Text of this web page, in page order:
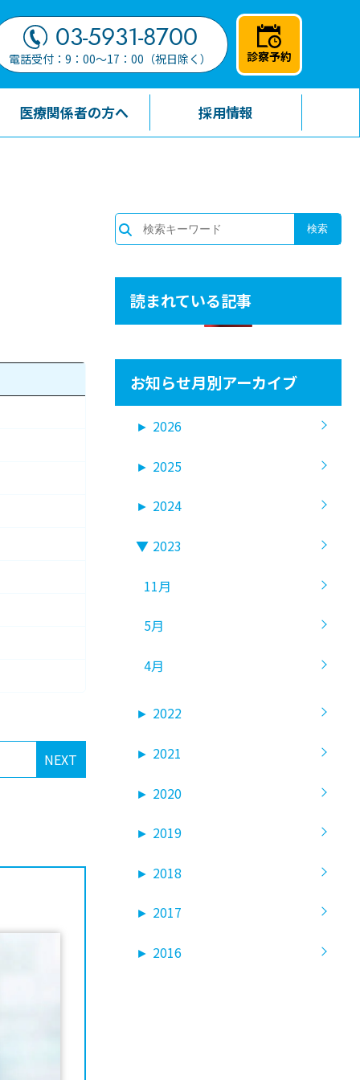
03-5931-8700
電話受付：9：00～17：00（祝日除く） 診察予約
医療関係者の方へ 採用情報
NEXT
読まれている記事
お知らせ月別アーカイブ
► 2026
► 2025
► 2024
▼ 2023
11月
5月
4月
► 2022
► 2021
► 2020
► 2019
► 2018
► 2017
► 2016